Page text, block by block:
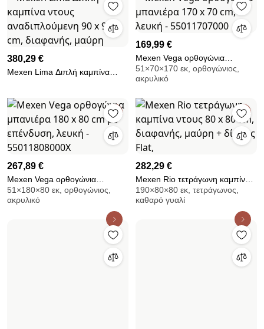
380,29 €
Mexen Lima Διπλή καμπίνα
169,99 €
Mexen Vega ορθογώνια
μπανιέρα 170 x 70 cm, λευκή -
55011707000
51×70×170 εκ, ορθογώνιος,
ακρυλικό
267,89 €
Mexen Vega ορθογώνια
μπανιέρα 180 x 80 cm με
επένδυση, λευκή -
51×180×80 εκ, ορθογώνιος,
ακρυλικό
282,29 €
Mexen Rio τετράγωνη καμπίνα
ντους 80 x 80 cm, διαφανής,
μαύρη + δίσκος Flat,
190×80×80 εκ, τετράγωνος,
καθαρό γυαλί